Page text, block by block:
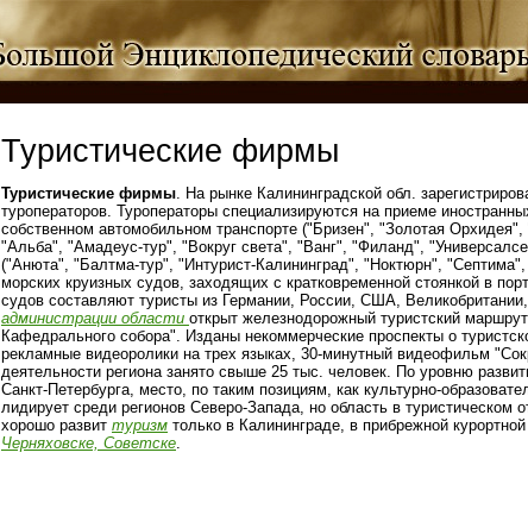
Туристические фирмы
Туристические фирмы. На рынке Калининградской обл.
туроператоров. Туроператоры специализируются на приеме
собственном автомобильном транспорте ("Бризен", "Золотая
"Альба", "Амадеус-тур", "Вокруг света", "Ванг", "Филанд",
("Анюта", "Балтма-тур", "Интурист-Калининград", "Ноктюрн",
морских круизных судов, заходящих с кратковременной стоянкой в
судов составляют туристы из Германии, России, США,
администрации области открыт железнодорожный туристский
Кафедрального собора". Изданы некоммерческие проспекты о
рекламные видеоролики на трех языках, 30‑минутный видеофильм
деятельности региона занято свыше 25 тыс. человек. По уровню
Санкт-Петербурга, место, по таким позициям, как культурно-
лидирует среди регионов Северо-Запада, но область в
хорошо развит туризм только в Калининграде, в прибрежной
Черняховске, Советске.